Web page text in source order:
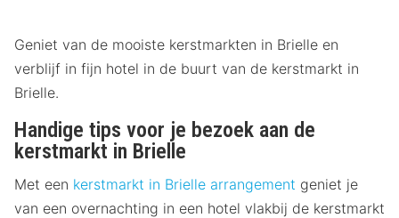
Geniet van de mooiste kerstmarkten in Brielle en
verblijf in fijn hotel in de buurt van de kerstmarkt in
Brielle.
Handige tips voor je bezoek aan de
kerstmarkt in Brielle
Met een kerstmarkt in Brielle arrangement geniet je
van een overnachting in een hotel vlakbij de kerstmarkt